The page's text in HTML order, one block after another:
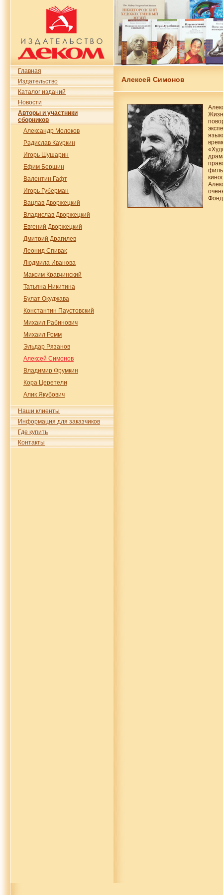
Главная
Издательство
Каталог изданий
Новости
Авторы и участники
сборников
Александр Молоков
Радислав Кауркин
Игорь Шушарин
Ефим Бершин
Валентин Гафт
Игорь Губерман
Вацлав Дворжецкий
Владислав Дворжецкий
Евгений Дворжецкий
Дмитрий Драгилев
Леонид Спивак
Людмила Иванова
Максим Кравчинский
Татьяна Никитина
Булат Окуджава
Константин Паустовский
Михаил Рабинович
Михаил Ромм
Эльдар Рязанов
Алексей Симонов
Владимир Фрумкин
Кора Церетели
Алик Якубович
Наши клиенты
Информация для заказчиков
Где купить
Контакты
Алексей Симонов